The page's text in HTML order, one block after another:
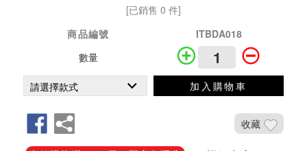
[已銷售 0 件]
商品編號
ITBDA018
數量
加入購物車
收藏